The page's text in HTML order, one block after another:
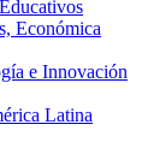
Económica
e Innovación
Latina